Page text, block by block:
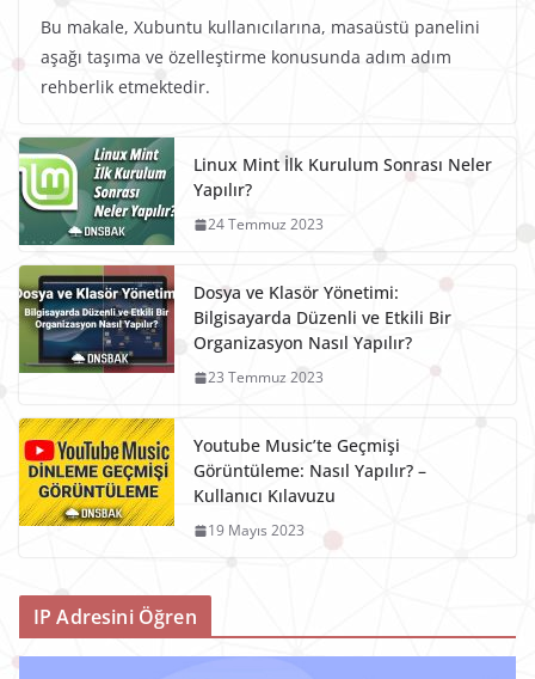
Bu makale, Xubuntu kullanıcılarına, masaüstü panelini
aşağı taşıma ve özelleştirme konusunda adım adım
rehberlik etmektedir.
Linux Mint İlk Kurulum Sonrası Neler
Yapılır?
24 Temmuz 2023
Dosya ve Klasör Yönetimi:
Bilgisayarda Düzenli ve Etkili Bir
Organizasyon Nasıl Yapılır?
23 Temmuz 2023
Youtube Music’te Geçmişi
Görüntüleme: Nasıl Yapılır? –
Kullanıcı Kılavuzu
19 Mayıs 2023
IP Adresini Öğren